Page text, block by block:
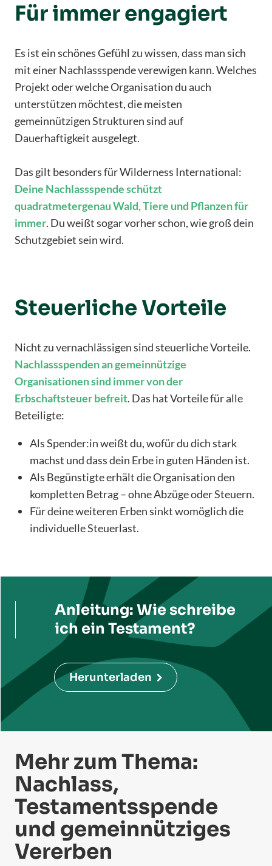
Für immer engagiert
Es ist ein schönes Gefühl zu wissen, dass man sich
mit einer Nachlassspende verewigen kann. Welches
Projekt oder welche Organisation du auch
unterstützen möchtest, die meisten
gemeinnützigen Strukturen sind auf
Dauerhaftigkeit ausgelegt.
Das gilt besonders für Wilderness International:
Deine Nachlassspende schützt
quadratmetergenau Wald, Tiere und Pflanzen für
immer. Du weißt sogar vorher schon, wie groß dein
Schutzgebiet sein wird.
Steuerliche Vorteile
Nicht zu vernachlässigen sind steuerliche Vorteile.
Nachlassspenden an gemeinnützige
Organisationen sind immer von der
Erbschaftsteuer befreit. Das hat Vorteile für alle
Beteiligte:
Als Spender:in weißt du, wofür du dich stark
machst und dass dein Erbe in guten Händen ist.
Als Begünstigte erhält die Organisation den
kompletten Betrag – ohne Abzüge oder Steuern.
Für deine weiteren Erben sinkt womöglich die
individuelle Steuerlast.
Anleitung: Wie schreibe
ich ein Testament?
Herunterladen
Mehr zum Thema:
Nachlass,
Testamentsspende
und gemeinnütziges
Vererben